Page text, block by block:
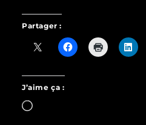
Partager :
J’aime ça :
Chargement…